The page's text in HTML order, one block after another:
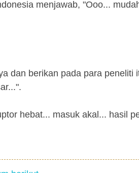
menjawab, "Ooo...
dan berikan pada para peneliti
hebat... masuk akal... hasil